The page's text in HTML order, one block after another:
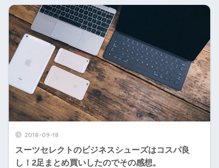
2018-09-18
スーツセレクトのビジネスシューズはコスパ良
し！2足まとめ買いしたのでその感想。